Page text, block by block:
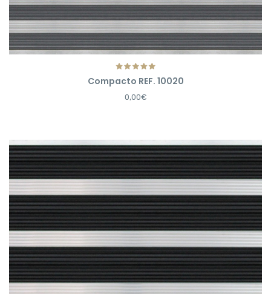
Compacto REF. 10020
0,00€